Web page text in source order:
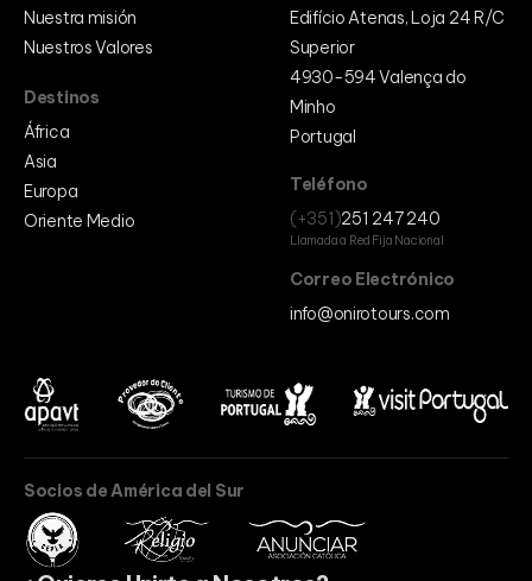
Edifício Atenas, Loja 24 R/C
Superior
4930-594 Valença do
Minho
Portugal
Teléfono
(+351)251 247 240
Llamada a Red Fija Nacional
Correo Electrónico
info@onirotours.com
Nuestra misión
Nuestros Valores
Destinos
África
Asia
Europa
Oriente Medio
Socios de América del Sur